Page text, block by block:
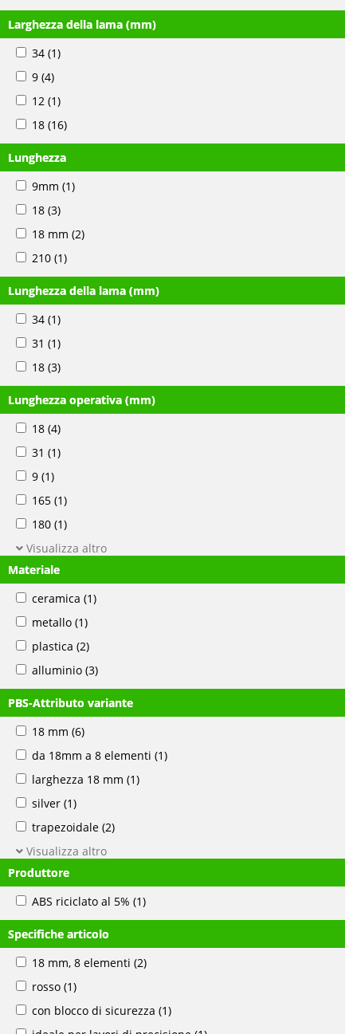
Larghezza della lama (mm)
34 (1)
9 (4)
12 (1)
18 (16)
Lunghezza
9mm (1)
18 (3)
18 mm (2)
210 (1)
Lunghezza della lama (mm)
34 (1)
31 (1)
18 (3)
Lunghezza operativa (mm)
18 (4)
31 (1)
9 (1)
165 (1)
180 (1)
Visualizza altro
Materiale
ceramica (1)
metallo (1)
plastica (2)
alluminio (3)
PBS-Attributo variante
18 mm (6)
da 18mm a 8 elementi (1)
larghezza 18 mm (1)
silver (1)
trapezoidale (2)
Visualizza altro
Produttore
ABS riciclato al 5% (1)
Specifiche articolo
18 mm, 8 elementi (2)
rosso (1)
con blocco di sicurezza (1)